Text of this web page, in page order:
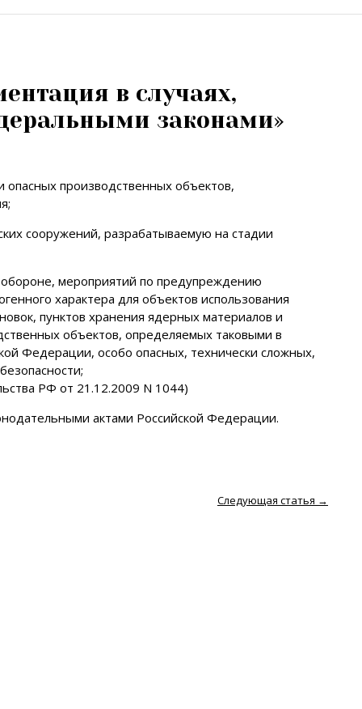
в случаях,
законами»
производственных объектов,
сооружений, разрабатываемую на стадии
мероприятий по предупреждению
характера для объектов использования
пунктов хранения ядерных материалов и
объектов, определяемых таковыми в
Федерации, особо опасных, технически сложных,
РФ от 21.12.2009 N 1044)
актами Российской Федерации.
Следующая статья →